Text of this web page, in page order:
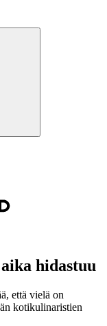
hidastuu
että vielä on
kotikulinaristien